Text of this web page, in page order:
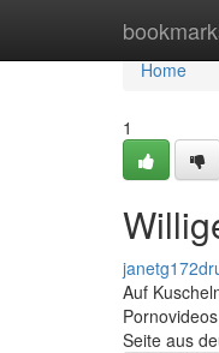
Home
Home
1
Auf
Seite aus